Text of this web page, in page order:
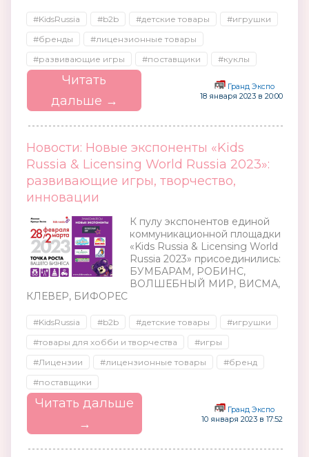
#KidsRussia #b2b #детские товары
#игрушки
#бренды
#лицензионные товары
#развивающие игры
#поставщики #куклы
Читать
дальше →
Гранд Экспо
18 января 2023 в 20:00
Новости: Новые экспоненты «Kids
Russia & Licensing World Russia 2023»:
развивающие игры, творчество,
инновации
К пулу экспонентов единой
коммуникационной площадки
«Kids Russia & Licensing World
Russia 2023» присоединились:
БУМБАРАМ, РОБИНС,
ВОЛШЕБНЫЙ МИР, ВИСМА,
КЛЕВЕР, БИФОРЕС
#KidsRussia #b2b #детские товары
#игрушки
#товары для хобби и творчества
#игры
#Лицензии
#лицензионные товары
#бренд
#поставщики
Читать дальше
→
Гранд Экспо
10 января 2023 в 17:52